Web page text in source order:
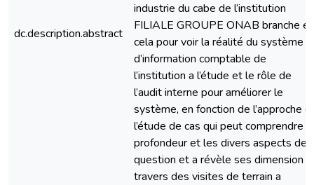
dc.description.abstract
industrie du cabe de l’institution
FILIALE GROUPE ONAB branche et
cela pour voir la réalité du système
d’information comptable de
l’institution a l’étude et le rôle de
l’audit interne pour améliorer le
système, en fonction de l’approche
l’étude de cas qui peut comprendre la
profondeur et les divers aspects de
question et a révèle ses dimension a
travers des visites de terrain a